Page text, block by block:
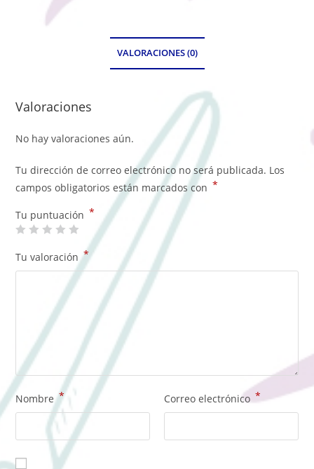
VALORACIONES (0)
Valoraciones
No hay valoraciones aún.
Tu dirección de correo electrónico no será publicada. Los
campos obligatorios están marcados con *
Tu puntuación *
Tu valoración*
Nombre* Correo electrónico *